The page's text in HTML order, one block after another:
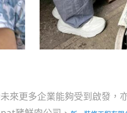
來更多企業能夠受到啟發，